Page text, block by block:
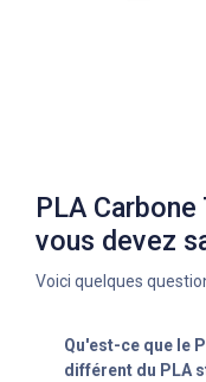
PLA
vous devez
Voici quelques
Qu'est-ce que le
différent du PLA